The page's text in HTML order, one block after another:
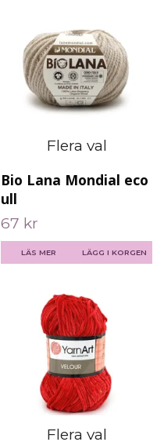
Flera val
Bio Lana Mondial eco
ull
67 kr
LÄS MER LÄGG I KORGEN
Flera val